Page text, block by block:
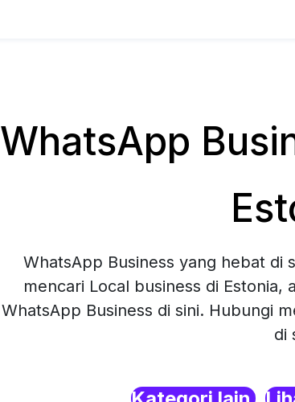
WhatsApp
WhatsApp Business yang hebat di
mencari Local business di
WhatsApp Business di sini. Hubungi
di